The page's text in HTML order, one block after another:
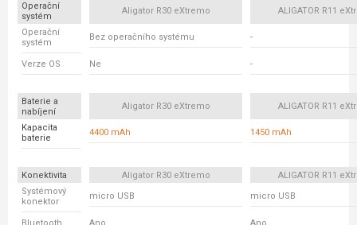
Operační
systém
Aligator R30 eXtremo ALIGATOR R11
Operační
systém
Bez operačního systému -
Verze OS Ne -
Baterie a
nabíjení
Aligator R30 eXtremo ALIGATOR R11
Kapacita
baterie
4400 mAh 1450 mAh
Konektivita Aligator R30 eXtremo
ALIGATOR R11
Systémový
konektor
micro USB micro USB